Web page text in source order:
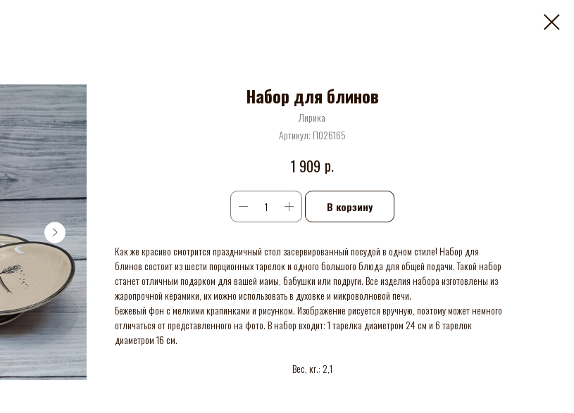
Набор для блинов
Лирика
Артикул: П026165
1 909 р.
В корзину
Как же красиво смотрится праздничный стол засервированный посудой в одном стиле! Набор для
блинов состоит из шести порционных тарелок и одного большого блюда для общей подачи. Такой набор
станет отличным подарком для вашей мамы, бабушки или подруги. Все изделия набора изготовлены из
жаропрочной керамики, их можно использовать в духовке и микроволновой печи.
Бежевый фон с мелкими крапинками и рисунком. Изображение рисуется вручную, поэтому может немного
отличаться от представленного на фото. В набор входит: 1 тарелка диаметром 24 см и 6 тарелок
диаметром 16 см.
Вес, кг.: 2,1